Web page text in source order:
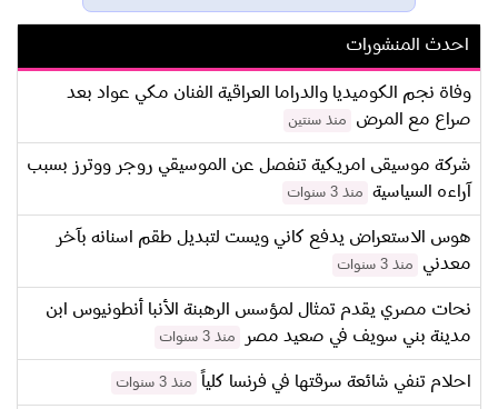
احدث المنشورات
وفاة نجم الكوميديا والدراما العراقية الفنان مكي عواد بعد
صراع مع المرض
منذ سنتين
شركة موسيقى امريكية تنفصل عن الموسيقي روجر ووترز بسبب
آراءه السياسية
منذ 3 سنوات
هوس الاستعراض يدفع كاني ويست لتبديل طقم اسنانه بآخر
معدني
منذ 3 سنوات
نحات مصري يقدم تمثال لمؤسس الرهبنة الأنبا أنطونيوس ابن
مدينة بني سويف في صعيد مصر
منذ 3 سنوات
احلام تنفي شائعة سرقتها في فرنسا كلياً منذ 3 سنوات